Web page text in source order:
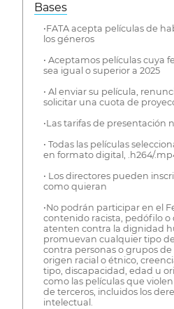
Bases
•FATA acepta películas de
los géneros
• Aceptamos películas cuya
sea igual o superior a 2025
• Al enviar su película,
solicitar una cuota de
•Las tarifas de presentación
• Todas las películas
en formato digital, .h264/
• Los directores pueden
como quieran
•No podrán participar en el
contenido racista, pedófilo o
atenten contra la dignidad
promuevan cualquier tipo
contra personas o grupos de
origen racial o étnico,
tipo, discapacidad, edad u
como las películas que
de terceros, incluidos los
intelectual.